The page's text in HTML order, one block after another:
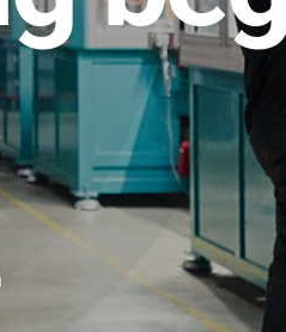
Stecksystem für
geschützt und zukunftsfähig.
Jetzt entdecken